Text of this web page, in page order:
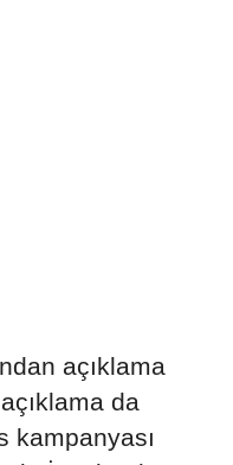
açıklama
da
kampanyası